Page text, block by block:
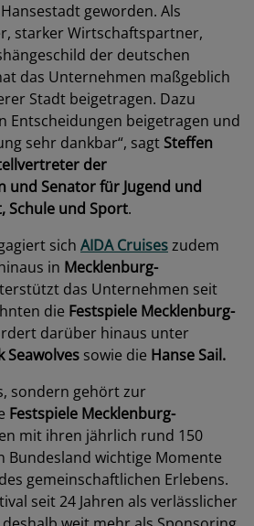
geworden. Als
starker Wirtschaftspartner,
der deutschen
das Unternehmen maßgeblich
Stadt beigetragen. Dazu
Entscheidungen beigetragen und
sehr dankbar“, sagt Steffen
der
und Senator für Jugend und
Schule und Sport.
sich AIDA Cruiseszudem
in Mecklenburg-
das Unternehmen seit
die Festspiele Mecklenburg-
darüber hinaus unter
Seawolves sowie die Hanse Sail.
sondern gehört zur
Festspiele Mecklenburg-
mit ihren jährlich rund 150
Bundesland wichtige Momente
gemeinschaftlichen Erlebens.
seit 24 Jahren als verlässlicher